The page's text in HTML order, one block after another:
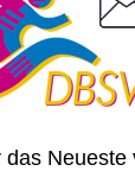
Neueste